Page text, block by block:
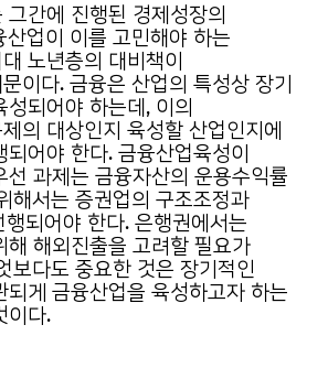
그간에 진행된 경제성장의
산업이 이를 고민해야 하는
노년층의 대비책이
이다. 금융은 산업의 특성상 장기
성되어야 하는데, 이의
의 대상인지 육성할 산업인지에
되어야 한다. 금융산업육성이
선 과제는 금융자산의 운용수익률
해서는 증권업의 구조조정과
되어야 한다. 은행권에서는
해 해외진출을 고려할 필요가
보다도 중요한 것은 장기적인
되게 금융산업을 육성하고자 하는
이다.